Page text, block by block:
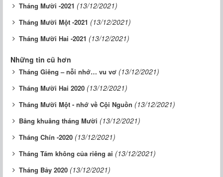
Tháng Mười -2021 (13/12/2021)
Tháng Mười Một -2021 (13/12/2021)
Tháng Mười Hai -2021 (13/12/2021)
Những tin cũ hơn
Tháng Giêng – nỗi nhớ… vu vơ (13/12/2021)
Tháng Mười Hai 2020 (13/12/2021)
Tháng Mười Một - nhớ về Cội Nguồn (13/12/2021)
Bâng khuâng tháng Mười (13/12/2021)
Tháng Chín -2020 (13/12/2021)
Tháng Tám không của riêng ai (13/12/2021)
Tháng Bảy 2020 (13/12/2021)